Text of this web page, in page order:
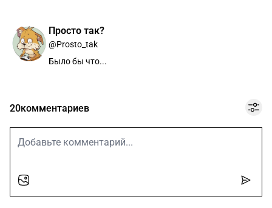
Просто так?
@Prosto_tak
Было бы что...
20комментариев